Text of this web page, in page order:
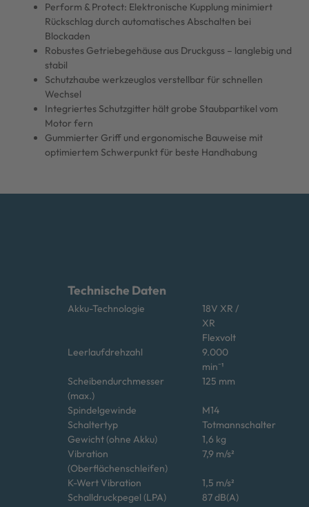
Perform & Protect: Elektronische Kupplung minimiert
Rückschlag durch automatisches Abschalten bei
Blockaden
Robustes Getriebegehäuse aus Druckguss – langlebig und
stabil
Schutzhaube werkzeuglos verstellbar für schnellen
Wechsel
Integriertes Schutzgitter hält grobe Staubpartikel vom
Motor fern
Gummierter Griff und ergonomische Bauweise mit
optimiertem Schwerpunkt für beste Handhabung
Technische Daten
Akku-Technologie
18V XR /
XR
Flexvolt
Leerlaufdrehzahl
9.000
min⁻¹
Scheibendurchmesser
(max.)
125 mm
Spindelgewinde
M14
Schaltertyp
Totmannschalter
Gewicht (ohne Akku)
1,6 kg
Vibration
(Oberflächenschleifen)
7,9 m/s²
K-Wert Vibration
1,5 m/s²
Schalldruckpegel (LPA)
87 dB(A)